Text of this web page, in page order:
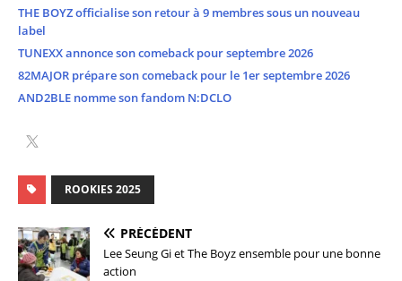
THE BOYZ officialise son retour à 9 membres sous un nouveau
label
TUNEXX annonce son comeback pour septembre 2026
82MAJOR prépare son comeback pour le 1er septembre 2026
AND2BLE nomme son fandom N:DCLO
ROOKIES 2025
PRÉCÉDENT
Lee Seung Gi et The Boyz ensemble pour une bonne
action